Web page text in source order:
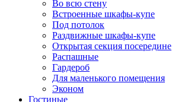
Во всю стену
Встроенные шкафы-купе
Под потолок
Раздвижные шкафы-купе
Открытая секция посередине
Распашные
Гардероб
Для маленького помещения
Эконом
Гостиные